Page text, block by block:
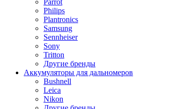
Philips
Plantronics
Samsung
Sennheiser
Sony
Tritton
Другие бренды
Аккумуляторы для дальномеров
Bushnell
Leica
Nikon